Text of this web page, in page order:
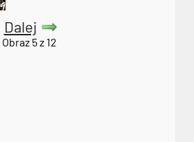
Dalej
Obraz 5 z 12